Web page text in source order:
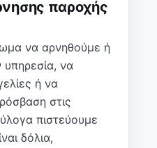
παροχής
να αρνηθούμε ή
υπηρεσία, να
ή να
στις
πιστεύουμε
δόλια,